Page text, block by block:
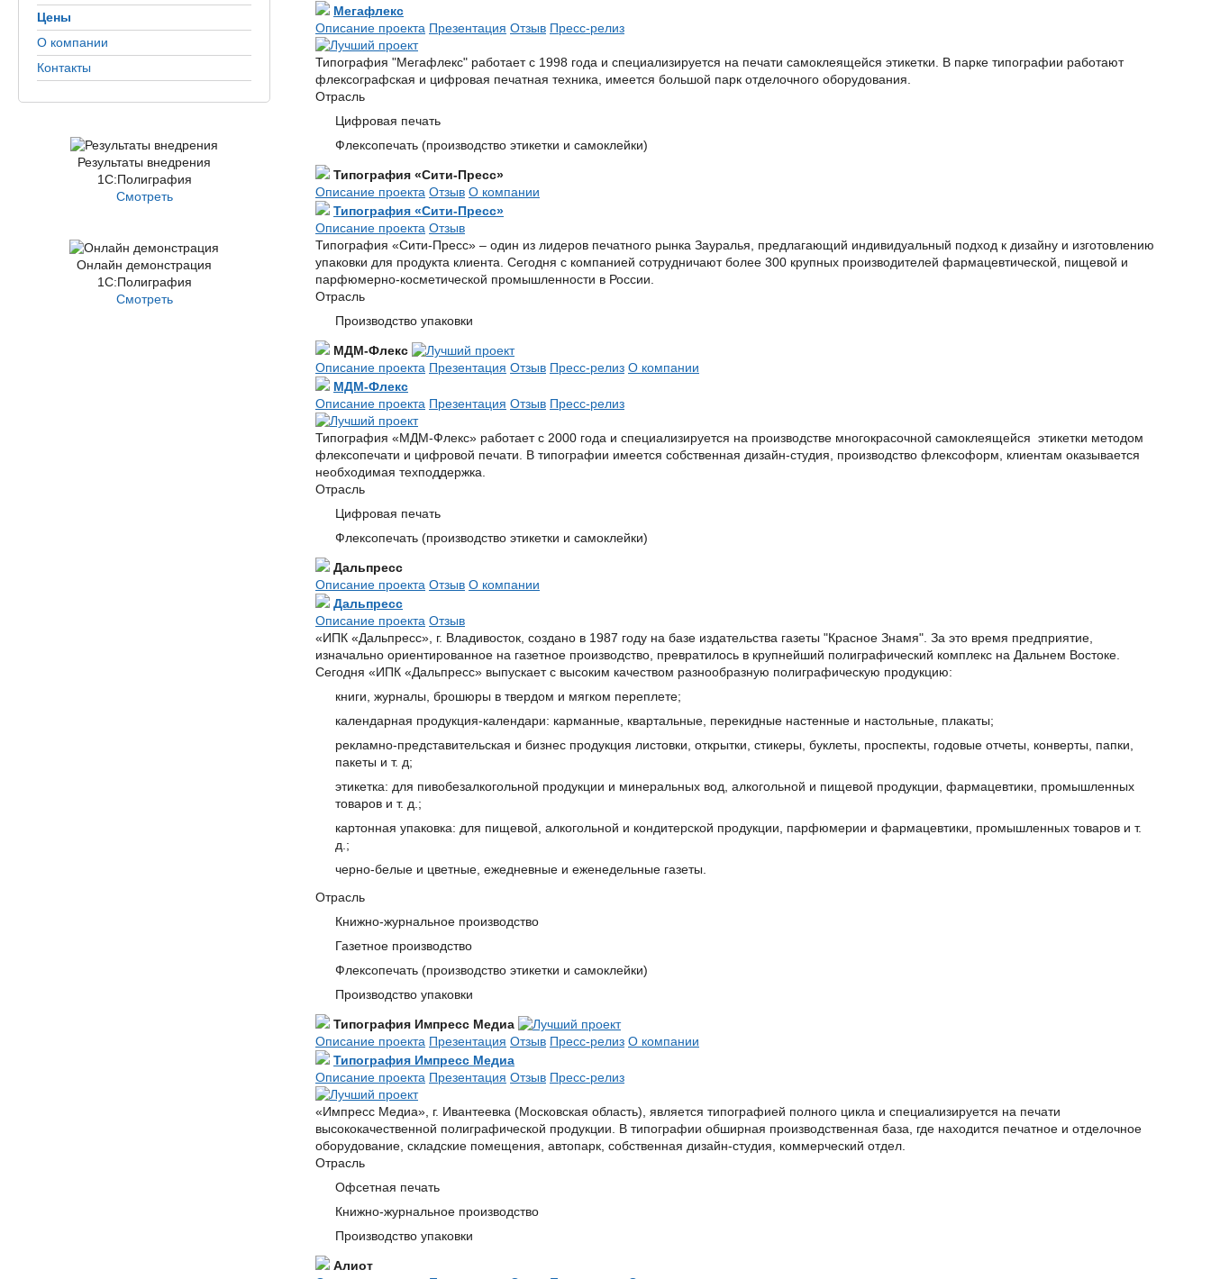
Цены
О компании
Контакты
Результаты внедрения
1С:Полиграфия
Смотреть
Онлайн демонстрация
1С:Полиграфия
Смотреть
Мегафлекс
Описание проекта Презентация Отзыв Пресс-релиз
Типография "Мегафлекс" работает с 1998 года и специализируется на печати самоклеящейся этикетки. В парке типографии работают
флексографская и цифровая печатная техника, имеется большой парк отделочного оборудования.
Отрасль
Цифровая печать
Флексопечать (производство этикетки и самоклейки)
Типография «Сити-Пресс»
Описание проекта Отзыв О компании
Типография «Сити-Пресс»
Описание проекта Отзыв
Типография «Сити-Пресс» – один из лидеров печатного рынка Зауралья, предлагающий индивидуальный подход к дизайну и изготовлению
упаковки для продукта клиента. Сегодня с компанией сотрудничают более 300 крупных производителей фармацевтической, пищевой и
парфюмерно-косметической промышленности в России.
Отрасль
Производство упаковки
МДМ-Флекс
Описание проекта Презентация Отзыв Пресс-релиз О компании
МДМ-Флекс
Описание проекта Презентация Отзыв Пресс-релиз
Типография «МДМ-Флекс» работает с 2000 года и специализируется на производстве многокрасочной самоклеящейся этикетки методом
флексопечати и цифровой печати. В типографии имеется собственная дизайн-студия, производство флексоформ, клиентам оказывается
необходимая техподдержка.
Отрасль
Цифровая печать
Флексопечать (производство этикетки и самоклейки)
Дальпресс
Описание проекта Отзыв О компании
Дальпресс
Описание проекта Отзыв
«ИПК «Дальпресс», г. Владивосток, создано в 1987 году на базе издательства газеты "Красное Знамя". За это время предприятие,
изначально ориентированное на газетное производство, превратилось в крупнейший полиграфический комплекс на Дальнем Востоке.
Сегодня «ИПК «Дальпресс» выпускает с высоким качеством разнообразную полиграфическую продукцию:
книги, журналы, брошюры в твердом и мягком переплете;
календарная продукция-календари: карманные, квартальные, перекидные настенные и настольные, плакаты;
рекламно-представительская и бизнес продукция листовки, открытки, стикеры, буклеты, проспекты, годовые отчеты, конверты, папки,
пакеты и т. д;
этикетка: для пивобезалкогольной продукции и минеральных вод, алкогольной и пищевой продукции, фармацевтики, промышленных
товаров и т. д.;
картонная упаковка: для пищевой, алкогольной и кондитерской продукции, парфюмерии и фармацевтики, промышленных товаров и т.
д.;
черно-белые и цветные, ежедневные и еженедельные газеты.
Отрасль
Книжно-журнальное производство
Газетное производство
Флексопечать (производство этикетки и самоклейки)
Производство упаковки
Типография Импресс Медиа
Описание проекта Презентация Отзыв Пресс-релиз О компании
Типография Импресс Медиа
Описание проекта Презентация Отзыв Пресс-релиз
«Импресс Медиа», г. Ивантеевка (Московская область), является типографией полного цикла и специализируется на печати
высококачественной полиграфической продукции. В типографии обширная производственная база, где находится печатное и отделочное
оборудование, складские помещения, автопарк, собственная дизайн-студия, коммерческий отдел.
Отрасль
Офсетная печать
Книжно-журнальное производство
Производство упаковки
Алиот